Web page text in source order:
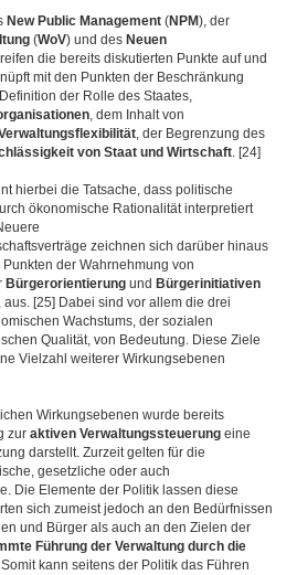
New Public Management (NPM), der
(WoV) und des Neuen
die bereits diskutierten Punkte auf und
mit den Punkten der Beschränkung
der Rolle des Staates,
, dem Inhalt von
, der Begrenzung des
von Staat und Wirtschaft. [24]
hierbei die Tatsache, dass politische
ökonomische Rationalität interpretiert
zeichnen sich darüber hinaus
der Wahrnehmung von
Bürgerorientierung und Bürgerinitiativen
[25] Dabei sind vor allem die drei
Wachstums, der sozialen
Qualität, von Bedeutung. Diese Ziele
Vielzahl weiterer Wirkungsebenen
Wirkungsebenen wurde bereits
zur aktiven Verwaltungssteuerung eine
darstellt. Zurzeit gelten für die
gesetzliche oder auch
Die Elemente der Politik lassen diese
sich zumeist jedoch an den Bedürfnissen
und Bürger als auch an den Zielen der
Führung der Verwaltung durch die
kann seitens der Politik das Führen